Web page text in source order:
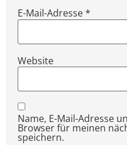
E-Mail-Adresse*
Website
Name, E-Mail-Adresse
Browser für meinen
speichern.